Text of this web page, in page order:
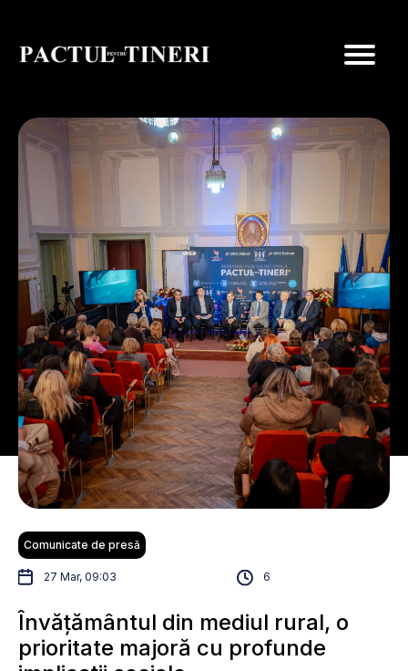
Comunicate de presă
27 Mar, 09:03 6
Învățământul din mediul rural, o
prioritate majoră cu profunde